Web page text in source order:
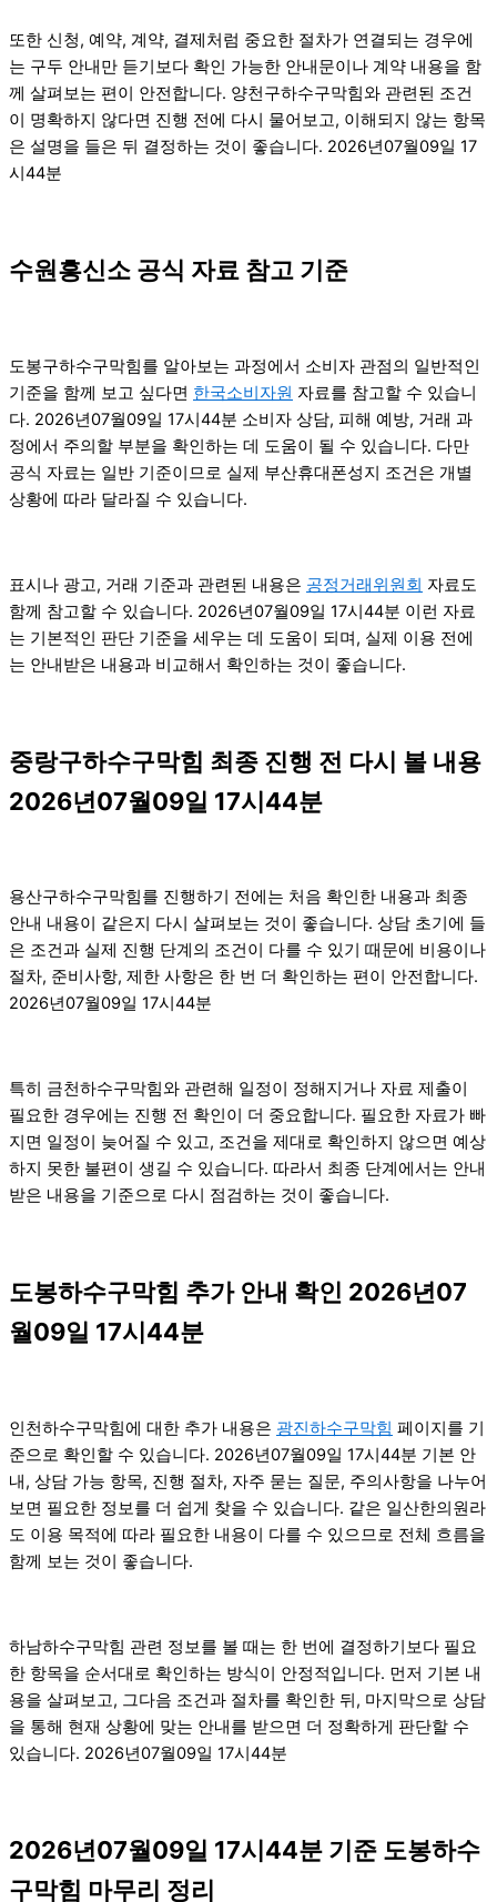
또한 신청, 예약, 계약, 결제처럼 중요한 절차가 연결되는 경우에
는 구두 안내만 듣기보다 확인 가능한 안내문이나 계약 내용을 함
께 살펴보는 편이 안전합니다. 양천구하수구막힘와 관련된 조건
이 명확하지 않다면 진행 전에 다시 물어보고, 이해되지 않는 항목
은 설명을 들은 뒤 결정하는 것이 좋습니다. 2026년07월09일 17
시44분
수원흥신소 공식 자료 참고 기준
도봉구하수구막힘를 알아보는 과정에서 소비자 관점의 일반적인
기준을 함께 보고 싶다면 한국소비자원 자료를 참고할 수 있습니
다. 2026년07월09일 17시44분 소비자 상담, 피해 예방, 거래 과
정에서 주의할 부분을 확인하는 데 도움이 될 수 있습니다. 다만
공식 자료는 일반 기준이므로 실제 부산휴대폰성지 조건은 개별
상황에 따라 달라질 수 있습니다.
표시나 광고, 거래 기준과 관련된 내용은 공정거래위원회 자료도
함께 참고할 수 있습니다. 2026년07월09일 17시44분 이런 자료
는 기본적인 판단 기준을 세우는 데 도움이 되며, 실제 이용 전에
는 안내받은 내용과 비교해서 확인하는 것이 좋습니다.
중랑구하수구막힘 최종 진행 전 다시 볼 내용
2026년07월09일 17시44분
용산구하수구막힘를 진행하기 전에는 처음 확인한 내용과 최종
안내 내용이 같은지 다시 살펴보는 것이 좋습니다. 상담 초기에 들
은 조건과 실제 진행 단계의 조건이 다를 수 있기 때문에 비용이나
절차, 준비사항, 제한 사항은 한 번 더 확인하는 편이 안전합니다.
2026년07월09일 17시44분
특히 금천하수구막힘와 관련해 일정이 정해지거나 자료 제출이
필요한 경우에는 진행 전 확인이 더 중요합니다. 필요한 자료가 빠
지면 일정이 늦어질 수 있고, 조건을 제대로 확인하지 않으면 예상
하지 못한 불편이 생길 수 있습니다. 따라서 최종 단계에서는 안내
받은 내용을 기준으로 다시 점검하는 것이 좋습니다.
도봉하수구막힘 추가 안내 확인 2026년07
월09일 17시44분
인천하수구막힘에 대한 추가 내용은 광진하수구막힘 페이지를 기
준으로 확인할 수 있습니다. 2026년07월09일 17시44분 기본 안
내, 상담 가능 항목, 진행 절차, 자주 묻는 질문, 주의사항을 나누어
보면 필요한 정보를 더 쉽게 찾을 수 있습니다. 같은 일산한의원라
도 이용 목적에 따라 필요한 내용이 다를 수 있으므로 전체 흐름을
함께 보는 것이 좋습니다.
하남하수구막힘 관련 정보를 볼 때는 한 번에 결정하기보다 필요
한 항목을 순서대로 확인하는 방식이 안정적입니다. 먼저 기본 내
용을 살펴보고, 그다음 조건과 절차를 확인한 뒤, 마지막으로 상담
을 통해 현재 상황에 맞는 안내를 받으면 더 정확하게 판단할 수
있습니다. 2026년07월09일 17시44분
2026년07월09일 17시44분 기준 도봉하수
구막힘 마무리 정리